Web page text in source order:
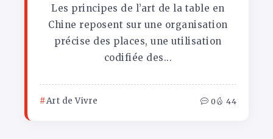
Les principes de l’art de la table en
Chine reposent sur une organisation
précise des places, une utilisation
codifiée des...
Art de Vivre 0 44